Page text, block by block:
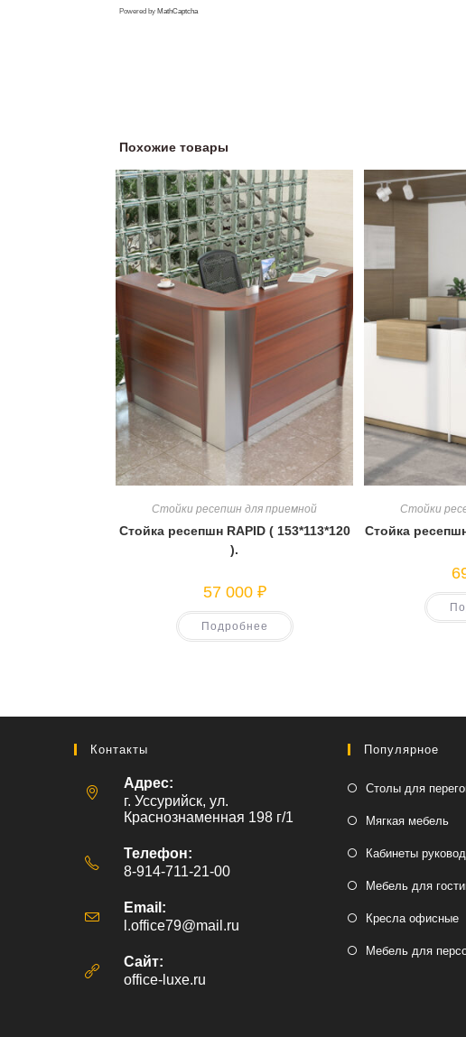
Powered by MathCaptcha
Похожие товары
Стойки ресепшн для приемной
Стойка ресепшн RAPID ( 153*113*120
).
57 000 ₽
Подробнее
Стойки
Стойка
Контакты
Адрес:
г. Уссурийск, ул.
Краснознаменная 198 г/1
Телефон:
8-914-711-21-00
Email:
l.office79@mail.ru
Сайт:
office-luxe.ru
Популярное
Столы для
Мягкая мебель
Кабинеты
Мебель для
Кресла офисные
Мебель для